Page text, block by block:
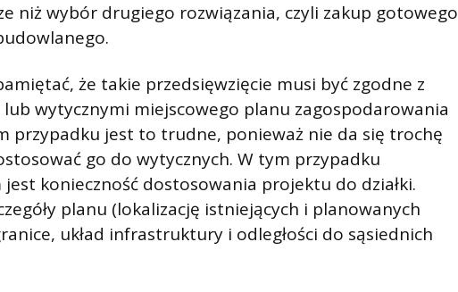
niż wybór drugiego rozwiązania, czyli zakup gotowego
że takie przedsięwzięcie musi być zgodne z
wytycznymi miejscowego planu zagospodarowania
przypadku jest to trudne, ponieważ nie da się trochę
go do wytycznych. W tym przypadku
konieczność dostosowania projektu do działki.
planu (lokalizację istniejących i planowanych
układ infrastruktury i odległości do sąsiednich